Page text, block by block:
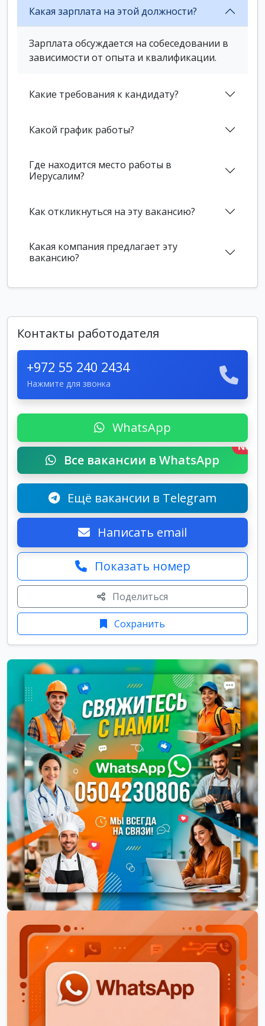
Какая зарплата на этой должности?
Зарплата обсуждается на собеседовании в
зависимости от опыта и квалификации.
Какие требования к кандидату?
Какой график работы?
Где находится место работы в
Иерусалим?
Как откликнуться на эту вакансию?
Какая компания предлагает эту
вакансию?
Контакты работодателя
+972 55 240 2434
Нажмите для звонка
WhatsApp
Все вакансии в WhatsApp
New
Ещё вакансии в Telegram
Написать email
Показать номер
Поделиться
Сохранить